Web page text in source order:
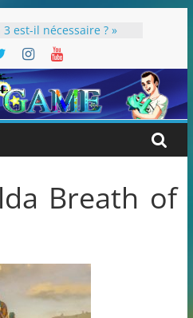
3 est-il nécessaire ? »
coulisses des JV Harry
: ceci est une
pas) !
2022
Breath of